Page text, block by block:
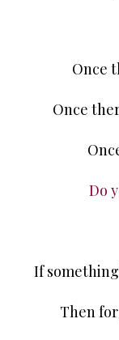
Once
Once
Do
If
Then